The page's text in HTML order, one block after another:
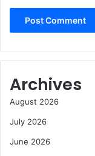
Archives
August 2026
July 2026
June 2026